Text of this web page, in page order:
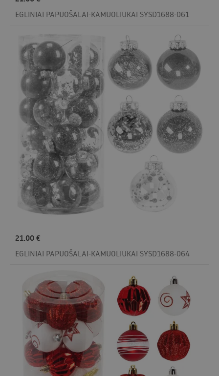
EGLINIAI PAPUOŠALAI-KAMUOLIUKAI SYSD1688-061
21.00€
EGLINIAI PAPUOŠALAI-KAMUOLIUKAI SYSD1688-064